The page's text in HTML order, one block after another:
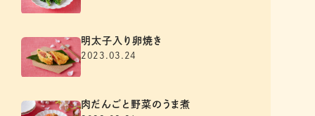
明太子入り卵焼き
2023.03.24
肉だんごと野菜のうま煮